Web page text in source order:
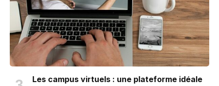
Les campus virtuels : une plateforme idéale